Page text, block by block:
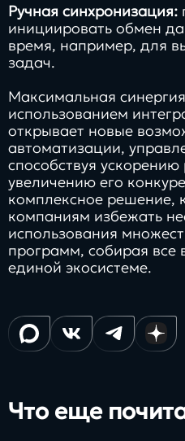
Ручная синхронизация:
инициировать обмен
время, например, для
задач.
Максимальная
использованием
открывает новые
автоматизации,
способствуя
увеличению его
комплексное решение,
компаниям избежать
использования
программ, собирая
единой экосистеме.
Что еще